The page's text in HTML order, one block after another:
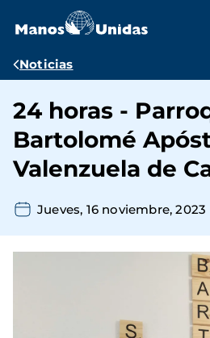
contenido
Ruta
navegación
Noticias
24 horas -
Bartolomé
Valenzuela de
Jueves, 16 noviembre, 2023